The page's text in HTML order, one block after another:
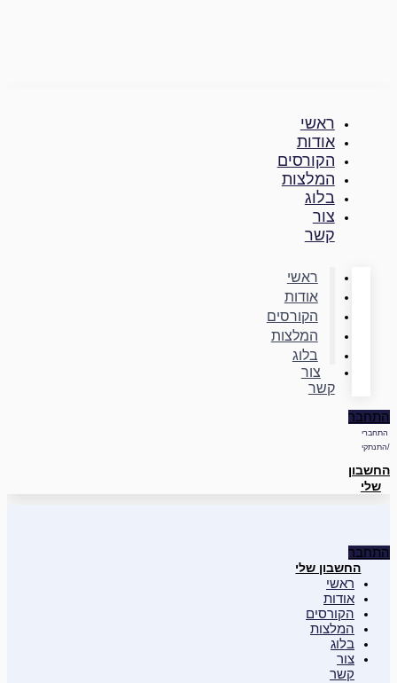
ראשי
אודות
הקורסים
המלצות
בלוג
צור
קשר
ראשי
אודות
הקורסים
המלצות
בלוג
צור
קשר
התחבר
התחברי
/התנתקי
החשבון
שלי
התחבר
החשבון שלי
ראשי
אודות
הקורסים
המלצות
בלוג
צור
קשר